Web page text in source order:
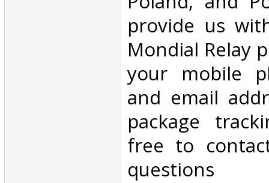
provide us
Mondial Relay
your mobile
and email
package
free to
questions‎